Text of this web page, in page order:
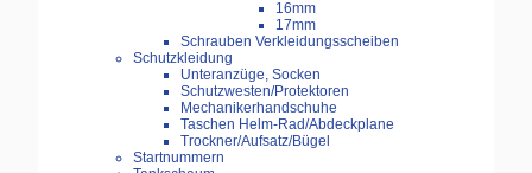
16mm
17mm
Schrauben Verkleidungsscheiben
Schutzkleidung
Unteranzüge, Socken
Schutzwesten/Protektoren
Mechanikerhandschuhe
Taschen Helm-Rad/Abdeckplane
Trockner/Aufsatz/Bügel
Startnummern